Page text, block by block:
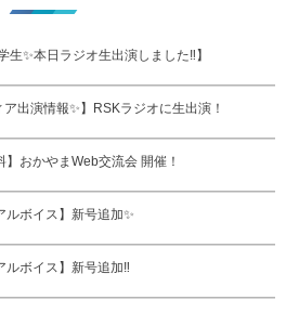
生✨本日ラジオ生出演しました‼️】
ア出演情報✨】RSKラジオに生出演！
】おかやまWeb交流会 開催！
ルボイス】新号追加✨
ルボイス】新号追加‼️